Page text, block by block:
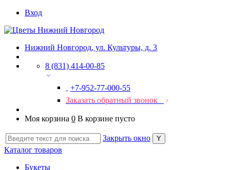
Вход
Нижний Новгород, ул. Культуры, д. 3
8 (831) 414-00-85
+7-952-77-000-55
Заказать обратный звонок
Моя корзина 0 В корзине пусто
Закрыть окно
Каталог товаров
Букеты